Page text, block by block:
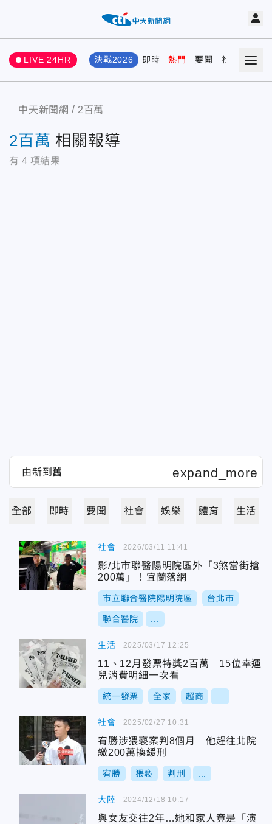
LIVE 24HR 決戰2026 即時 熱門 要聞 社會 娛樂
中天新聞網 2百萬
2百萬 相關報導
有 4 項結果
全部 即時 要聞 社會 娛樂 體育 生活
社會
影/北市聯醫陽明院區外「3煞當街搶
200萬」！宜蘭落網
市立聯合醫院陽明院區 台北市
聯合醫院
2026/03/11 11:41
生活
11、12月發票特獎2百萬 15位幸運
兒消費明細一次看
統一發票 全家 超商
2025/03/17 12:25
社會
宥勝涉猥褻案判8個月 他趕往北院
繳200萬換緩刑
宥勝 猥褻 判刑
2025/02/27 10:31
大陸
與女友交往2年…她和家人竟是「演
2024/12/18 10:17